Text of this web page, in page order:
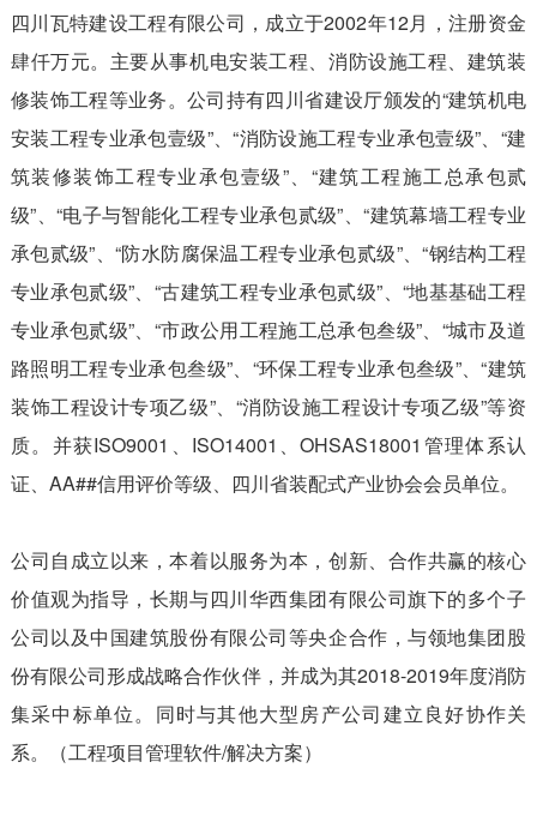
四川瓦特建设工程有限公司，成立于2002年12月，注册资金
肆仟万元。主要从事机电安装工程、消防设施工程、建筑装
修装饰工程等业务。公司持有四川省建设厅颁发的“建筑机电
安装工程专业承包壹级”、“消防设施工程专业承包壹级”、“建
筑装修装饰工程专业承包壹级”、“建筑工程施工总承包贰
级”、“电子与智能化工程专业承包贰级”、“建筑幕墙工程专业
承包贰级”、“防水防腐保温工程专业承包贰级”、“钢结构工程
专业承包贰级”、“古建筑工程专业承包贰级”、“地基基础工程
专业承包贰级”、“市政公用工程施工总承包叁级”、“城市及道
路照明工程专业承包叁级”、“环保工程专业承包叁级”、“建筑
装饰工程设计专项乙级”、“消防设施工程设计专项乙级”等资
质。并获ISO9001、ISO14001、OHSAS18001管理体系认
证、AA##信用评价等级、四川省装配式产业协会会员单位。
公司自成立以来，本着以服务为本，创新、合作共赢的核心
价值观为指导，长期与四川华西集团有限公司旗下的多个子
公司以及中国建筑股份有限公司等央企合作，与领地集团股
份有限公司形成战略合作伙伴，并成为其2018-2019年度消防
集采中标单位。同时与其他大型房产公司建立良好协作关
系。（工程项目管理软件/解决方案）